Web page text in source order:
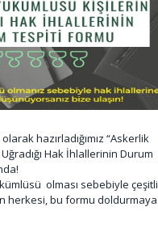
hazırladığımız “Askerlik
Hak İhlallerinin Durum
olması sebebiyle çeşitli
herkesi, bu formu doldurmaya